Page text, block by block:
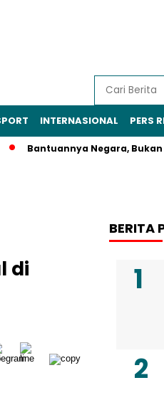
INTERNASIONAL PERS
Bantuannya Negara, Bukan
di
BERITA